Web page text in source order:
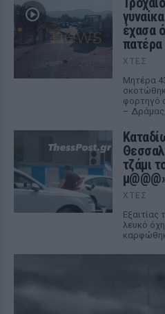
έχασα
πατέρα
ΧΤΕΣ
Μητέρα
φορτηγό
–
τζάμι
ΧΤΕΣ
λευκό